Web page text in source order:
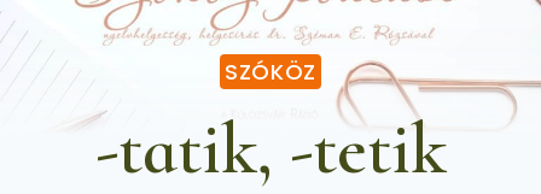
SZÓKÖZ
-tatik, -tetik